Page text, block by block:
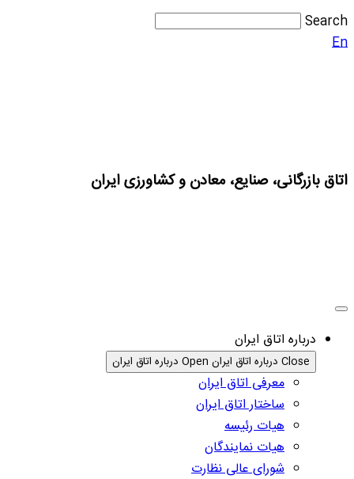
Search
En
اتاق بازرگانی، صنایع، معادن و کشاورزی ایران
درباره اتاق ایران
Close درباره اتاق ایران Open درباره اتاق ایران
معرفی اتاق ایران
ساختار اتاق ایران
هیات رئیسه
هیات نمایندگان
شورای عالی نظارت